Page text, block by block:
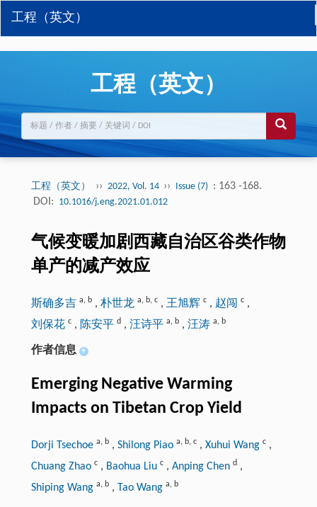
工程（英文）
工程（英文）
工程（英文） ›› 2022, Vol. 14 ›› Issue (7) : 163 -168.
DOI: 10.1016/j.eng.2021.01.012
气候变暖加剧西藏自治区谷类作物
单产的减产效应
斯确多吉 a, b, 朴世龙 a, b, c, 王旭辉 c, 赵闯 c,
刘保花 c, 陈安平 d, 汪诗平 a, b, 汪涛 a, b
作者信息 +
Emerging Negative Warming
Impacts on Tibetan Crop Yield
Dorji Tsechoe a, b, Shilong Piao a, b, c, Xuhui Wang c,
Chuang Zhao c, Baohua Liu c, Anping Chen d,
Shiping Wang a, b, Tao Wang a, b